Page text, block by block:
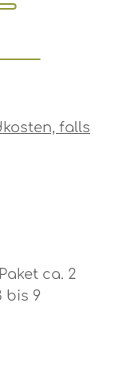
falls
0 von 5
ca. 2
bis 9